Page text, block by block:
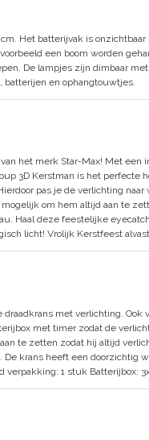
Het batterijvak is
een boom worden
De lampjes zijn dimbaar
batterijen en ophangtouwtjes.
het merk Star-Max! Met een
3D Kerstman is het perfecte
pas je de verlichting
mogelijk om hem altijd aan te
Haal deze feestelijke
licht! Vrolijk Kerstfeest
met verlichting. Ook
met timer zodat de
te zetten zodat hij altijd
De krans heeft een doorzichtig
verpakking: 1 stuk Batterijbox: